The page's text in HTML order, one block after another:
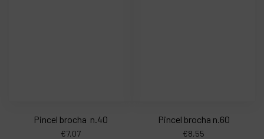
Pincel brocha n.40
€7,07
Pincel brocha n.60
€8,55